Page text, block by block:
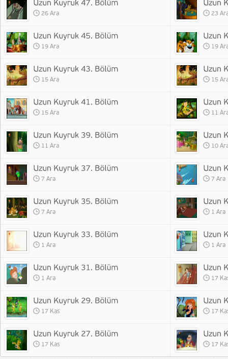
26 Ara 23
19 Ara 19
15 Ara 15
15 Ara 11
11 Ara 10
7 Ara 7 Ara
7 Ara 1 Ara
1 Ara 1 Ara
1 Ara 17
17 Kas 17
17 Kas 17